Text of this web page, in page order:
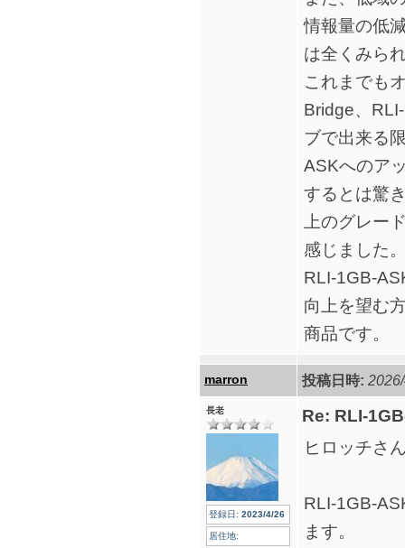
情報量の低
は全くみら
これまでも
Bridge、
ブで出来る
ASKへのア
するとは驚
上のグレー
感じました
RLI-1GB-
向上を望む
商品です。
marron 投稿日時:
長老
登録日: 2023/4/26
居住地:
Re: RLI-
ヒロッチさ
RLI-1GB-
ます。